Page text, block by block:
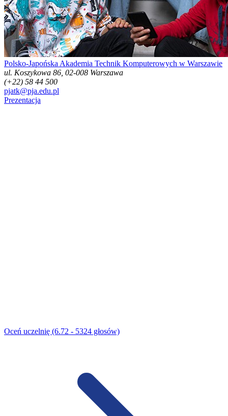
Polsko-Japońska Akademia Technik Komputerowych w Warszawie
ul. Koszykowa 86, 02-008 Warszawa
(+22) 58 44 500
pjatk@pja.edu.pl
Prezentacja
Oceń uczelnię (6.72 - 5324 głosów)